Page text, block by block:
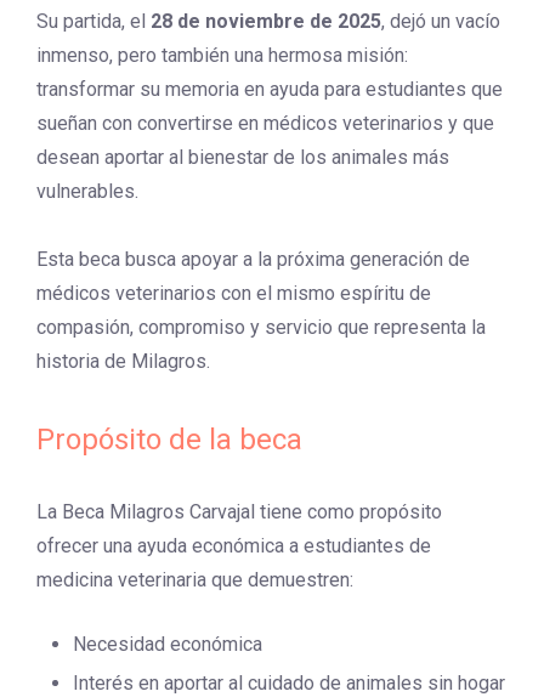
Su partida, el 28 de noviembre de 2025, dejó un vacío
inmenso, pero también una hermosa misión:
transformar su memoria en ayuda para estudiantes que
sueñan con convertirse en médicos veterinarios y que
desean aportar al bienestar de los animales más
vulnerables.
Esta beca busca apoyar a la próxima generación de
médicos veterinarios con el mismo espíritu de
compasión, compromiso y servicio que representa la
historia de Milagros.
Propósito de la beca
La Beca Milagros Carvajal tiene como propósito
ofrecer una ayuda económica a estudiantes de
medicina veterinaria que demuestren:
Necesidad económica
Interés en aportar al cuidado de animales sin hogar